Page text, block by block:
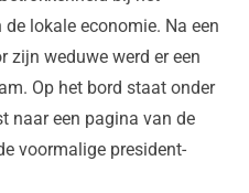
lokale economie. Na een
zijn weduwe werd er een
Op het bord staat onder
naar een pagina van de
voormalige president-